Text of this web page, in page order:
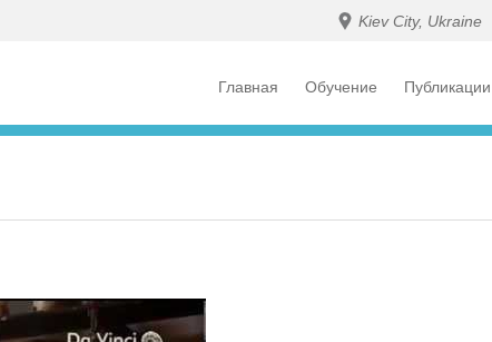
Kiev City, Ukraine
Главная Обучение Публикации